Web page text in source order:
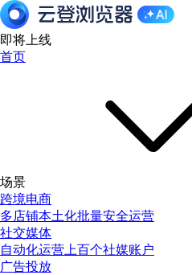
即将上线
首页
场景
跨境电商
多店铺本土化批量安全运营
社交媒体
自动化运营上百个社媒账户
广告投放